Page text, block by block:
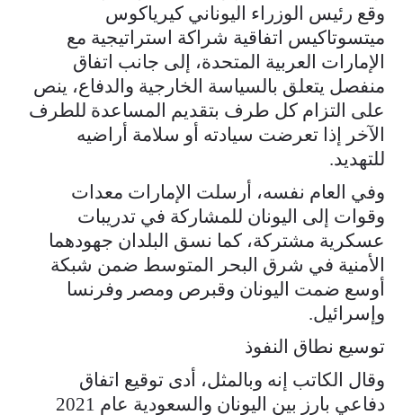
وقع رئيس الوزراء اليوناني كيرياكوس
ميتسوتاكيس اتفاقية شراكة استراتيجية مع
الإمارات العربية المتحدة، إلى جانب اتفاق
منفصل يتعلق بالسياسة الخارجية والدفاع، ينص
على التزام كل طرف بتقديم المساعدة للطرف
الآخر إذا تعرضت سيادته أو سلامة أراضيه
للتهديد.
وفي العام نفسه، أرسلت الإمارات معدات
وقوات إلى اليونان للمشاركة في تدريبات
عسكرية مشتركة، كما نسق البلدان جهودهما
الأمنية في شرق البحر المتوسط ضمن شبكة
أوسع ضمت اليونان وقبرص ومصر وفرنسا
وإسرائيل.
توسيع نطاق النفوذ
وقال الكاتب إنه وبالمثل، أدى توقيع اتفاق
دفاعي بارز بين اليونان والسعودية عام 2021